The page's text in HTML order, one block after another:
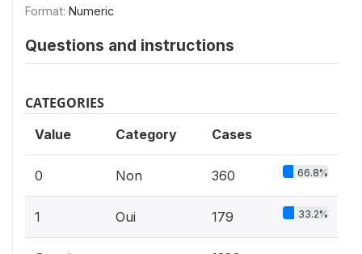
Format: Numeric
Questions and instructions
CATEGORIES
Value Category Cases
0 Non 360 66.8%
1 Oui 179 33.2%